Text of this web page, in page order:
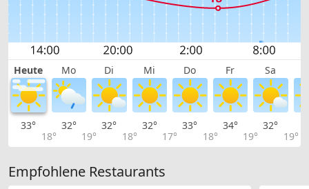
Heute Mo Di Mi Do Fr Sa
33°
18°
32°
19°
32°
18°
32°
17°
33°
18°
34°
19°
32°
19°
Empfohlene Restaurants